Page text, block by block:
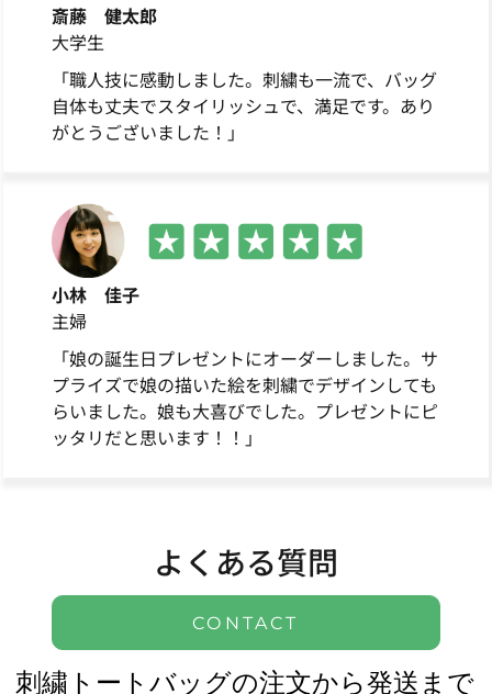
斎藤 健太郎
大学生
「職人技に感動しました。刺繍も一流で、バッグ
自体も丈夫でスタイリッシュで、満足です。あり
がとうございました！」
小林 佳子
主婦
「娘の誕生日プレゼントにオーダーしました。サ
プライズで娘の描いた絵を刺繍でデザインしても
らいました。娘も大喜びでした。プレゼントにピ
ッタリだと思います！！」
よくある質問
CONTACT
刺繍トートバッグの注文から発送まで